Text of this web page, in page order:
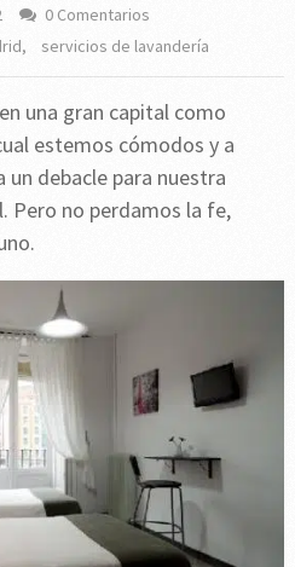
0 Comentarios
, servicios de lavandería
una gran capital como
estemos cómodos y a
debacle para nuestra
Pero no perdamos la fe,